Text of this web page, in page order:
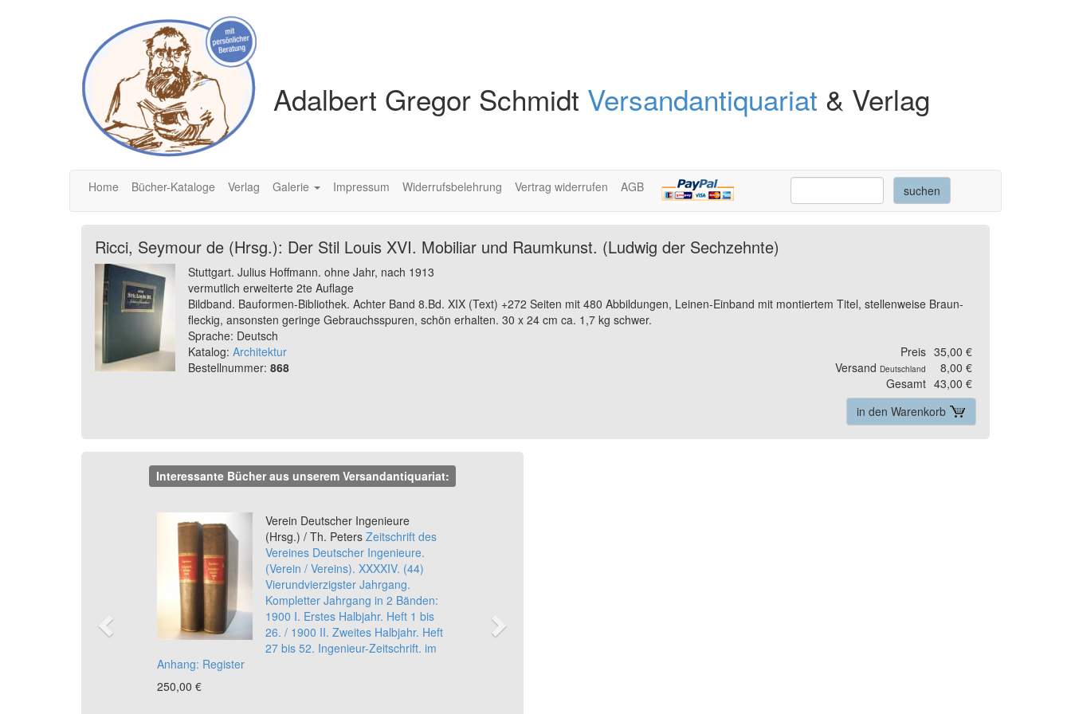
Adalbert Gregor Schmidt Versandantiquariat & Verlag
Home Bücher-Kataloge Verlag Galerie Impressum Widerrufsbelehrung Vertrag widerrufen AGB
Ricci, Seymour de (Hrsg.): Der Stil Louis XVI. Mobiliar und Raumkunst. (Ludwig der Sechzehnte)
Stuttgart. Julius Hoffmann. ohne Jahr, nach 1913
vermutlich erweiterte 2te Auflage
Bildband. Bauformen-Bibliothek. Achter Band 8.Bd. XIX (Text) +272 Seiten mit 480 Abbildungen, Leinen-Einband mit montiertem Titel, stellenweise Braun-
fleckig, ansonsten geringe Gebrauchsspuren, schön erhalten. 30 x 24 cm ca. 1,7 kg schwer.
Sprache: Deutsch
Katalog: Architektur
Bestellnummer: 868
Preis 35,00 €
Versand Deutschland
8,00 €
Gesamt 43,00 €
in den Warenkorb
Interessante Bücher aus unserem Versandantiquariat:
Verein Deutscher Ingenieure
(Hrsg.) / Th. Peters Zeitschrift des
Vereines Deutscher Ingenieure.
(Verein / Vereins). XXXXIV. (44)
Vierundvierzigster Jahrgang.
Kompletter Jahrgang in 2 Bänden:
1900 I. Erstes Halbjahr. Heft 1 bis
26. / 1900 II. Zweites Halbjahr. Heft
27 bis 52. Ingenieur-Zeitschrift. im
Anhang: Register
250,00 €
Previous